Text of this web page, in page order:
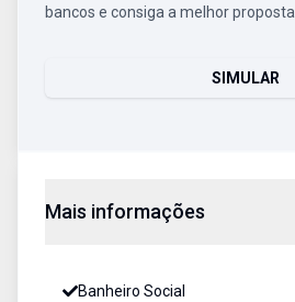
bancos e consiga a melhor proposta.
SIMULAR
Mais informações
Banheiro Social